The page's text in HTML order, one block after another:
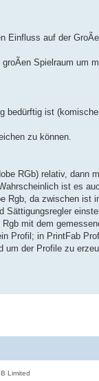
auf der
Spielraum um
bedürftig ist
zu können.
RGb) relativ, dann
ist es
Rgb, da zwischen ist
Sättigungsregler
mit dem
Profil; in PrintFab
der Profile zu
Limited